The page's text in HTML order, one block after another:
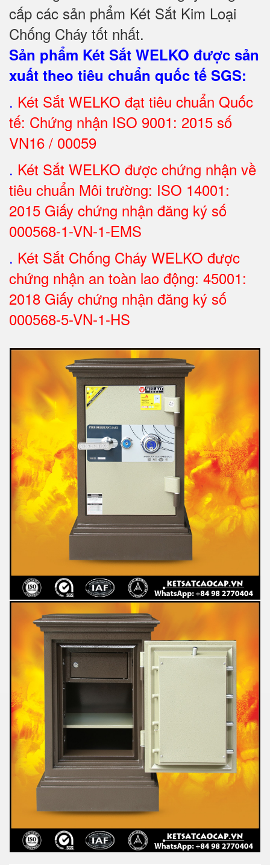
cấp các sản phẩm Két Sắt Kim Loại
Chống Cháy tốt nhất.
Sản phẩm Két Sắt WELKO được sản
xuất theo tiêu chuẩn quốc tế SGS:
. Két Sắt WELKO đạt tiêu chuẩn Quốc
tế: Chứng nhận ISO 9001: 2015 số
VN16 / 00059
. Két Sắt WELKO được chứng nhận về
tiêu chuẩn Môi trường: ISO 14001:
2015 Giấy chứng nhận đăng ký số
000568-1-VN-1-EMS
. Két Sắt Chống Cháy WELKO được
chứng nhận an toàn lao động: 45001:
2018 Giấy chứng nhận đăng ký số
000568-5-VN-1-HS